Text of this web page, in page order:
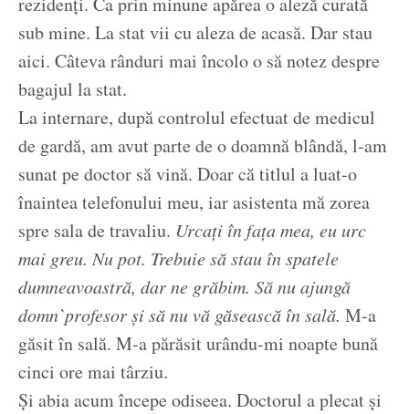
sub mine. La stat vii cu aleza de acasă. Dar stau
aici. Câteva rânduri mai încolo o să notez despre
bagajul la stat.
La internare, după controlul efectuat de medicul
de gardă, am avut parte de o doamnă blândă, l-am
sunat pe doctor să vină. Doar că titlul a luat-o
înaintea telefonului meu, iar asistenta mă zorea
spre sala de travaliu. Urcați în fața mea, eu urc
mai greu. Nu pot. Trebuie să stau în spatele
dumneavoastră, dar ne grăbim. Să nu ajungă
domn`profesor și să nu vă găsească în sală. M-a
găsit în sală. M-a părăsit urându-mi noapte bună
cinci ore mai târziu.
Și abia acum începe odiseea. Doctorul a plecat și